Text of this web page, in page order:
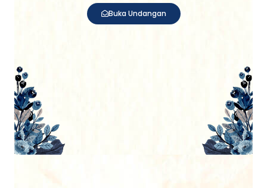
Buka Undangan